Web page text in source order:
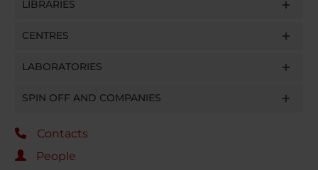
LIBRARIES
CENTRES
LABORATORIES
SPIN OFF AND COMPANIES
Contacts
People